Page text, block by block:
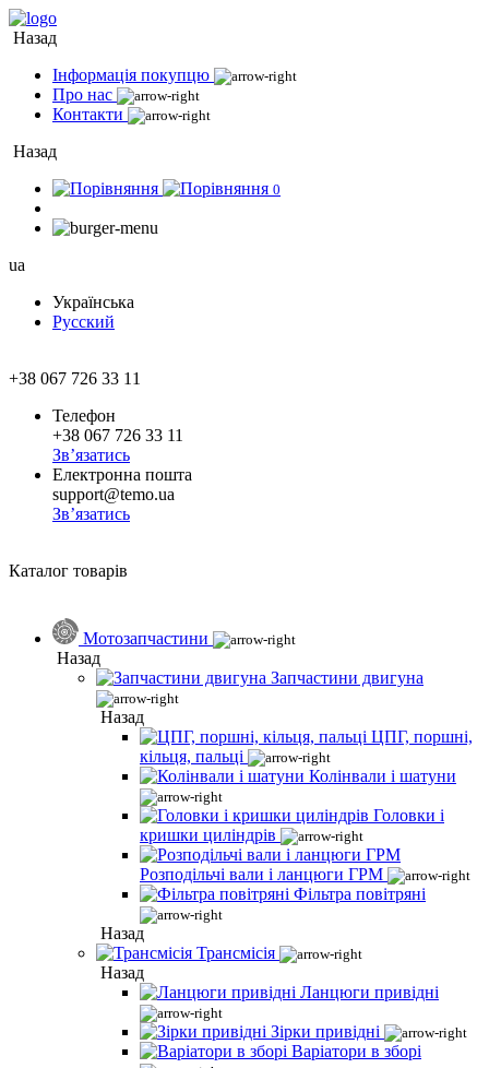
Назад
Інформація покупцю
Про нас
Контакти
Назад
0
ua
Українська
Русский
+38 067 726 33 11
Телефон
+38 067 726 33 11
Зв’язатись
Електронна пошта
support@temo.ua
Зв’язатись
Каталог товарів
Мотозапчастини
Назад
Запчастини двигуна
Назад
ЦПГ, поршні,
кільця, пальці
Колінвали і шатуни
Головки і
кришки циліндрів
Розподільчі вали і ланцюги ГРМ
Фільтра повітряні
Назад
Трансмісія
Назад
Ланцюги привідні
Зірки привідні
Варіатори в зборі